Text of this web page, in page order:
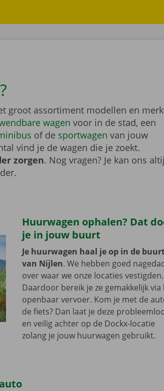
groot assortiment modellen en
wagen voor in de stad, een
of de sportwagen van jouw
vind je de wagen die je zoekt.
zorgen. Nog vragen? Je kan ons
Huurwagen ophalen? Dat
je in jouw buurt
Je huurwagen haal je op in de
van Nijlen. We hebben goed
over waar we onze locaties vestigden.
Daardoor bereik je ze gemakkelijk via
openbaar vervoer. Kom je met de
de fiets? Dan laat je deze
en veilig achter op de Dockx-locatie
zolang je jouw huurwagen gebruikt.